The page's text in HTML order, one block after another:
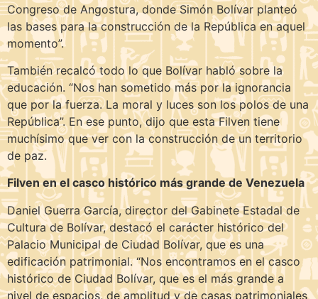
Congreso de Angostura, donde Simón Bolívar planteó
las bases para la construcción de la República en aquel
momento”.
También recalcó todo lo que Bolívar habló sobre la
educación. “Nos han sometido más por la ignorancia
que por la fuerza. La moral y luces son los polos de una
República”. En ese punto, dijo que esta Filven tiene
muchísimo que ver con la construcción de un territorio
de paz.
Filven en el casco histórico más grande de Venezuela
Daniel Guerra García, director del Gabinete Estadal de
Cultura de Bolívar, destacó el carácter histórico del
Palacio Municipal de Ciudad Bolívar, que es una
edificación patrimonial. “Nos encontramos en el casco
histórico de Ciudad Bolívar, que es el más grande a
nivel de espacios, de amplitud y de casas patrimoniales